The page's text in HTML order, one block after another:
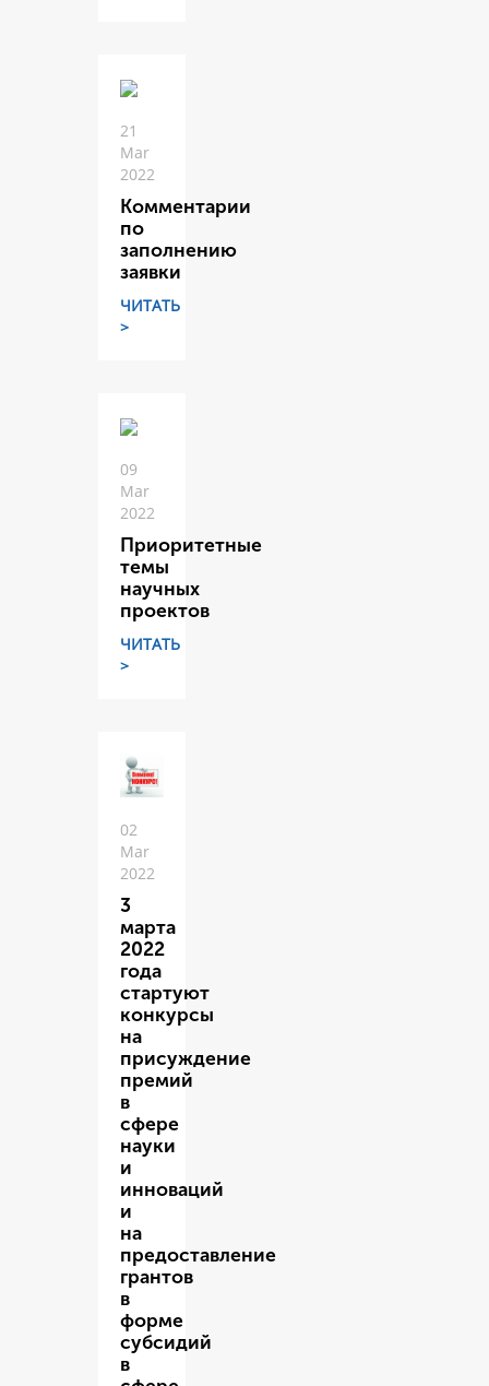
21
Mar
2022
Комментарии
по
заполнению
заявки
ЧИТАТЬ
>
09
Mar
2022
Приоритетные
темы
научных
проектов
ЧИТАТЬ
>
02
Mar
2022
3
марта
2022
года
стартуют
конкурсы
на
присуждение
премий
в
сфере
науки
и
инноваций
и
на
предоставление
грантов
в
форме
субсидий
в